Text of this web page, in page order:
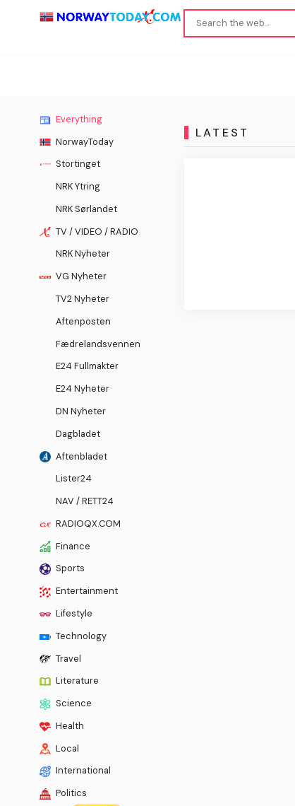
Everything
NorwayToday
Stortinget
NRK Ytring
NRK Sørlandet
TV / VIDEO / RADIO
NRK Nyheter
VG Nyheter
TV2 Nyheter
Aftenposten
Fædrelandsvennen
E24 Fullmakter
E24 Nyheter
DN Nyheter
Dagbladet
Aftenbladet
Lister24
NAV / RETT24
RADIOQX.COM
Finance
Sports
Entertainment
Lifestyle
Technology
Travel
Literature
Science
Health
Local
International
Politics
LATEST